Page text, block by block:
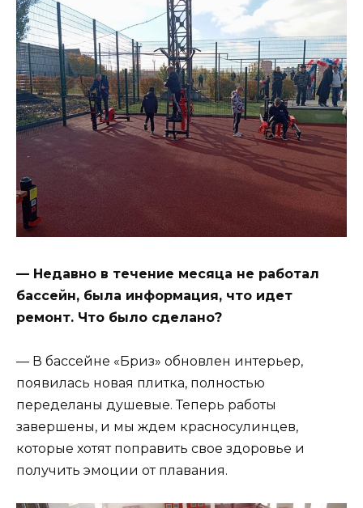
— Недавно в течение месяца не работал
бассейн, была информация, что идет
ремонт. Что было сделано?
— В бассейне «Бриз» обновлен интерьер,
появилась новая плитка, полностью
переделаны душевые. Теперь работы
завершены, и мы ждем красносулинцев,
которые хотят поправить свое здоровье и
получить эмоции от плавания.